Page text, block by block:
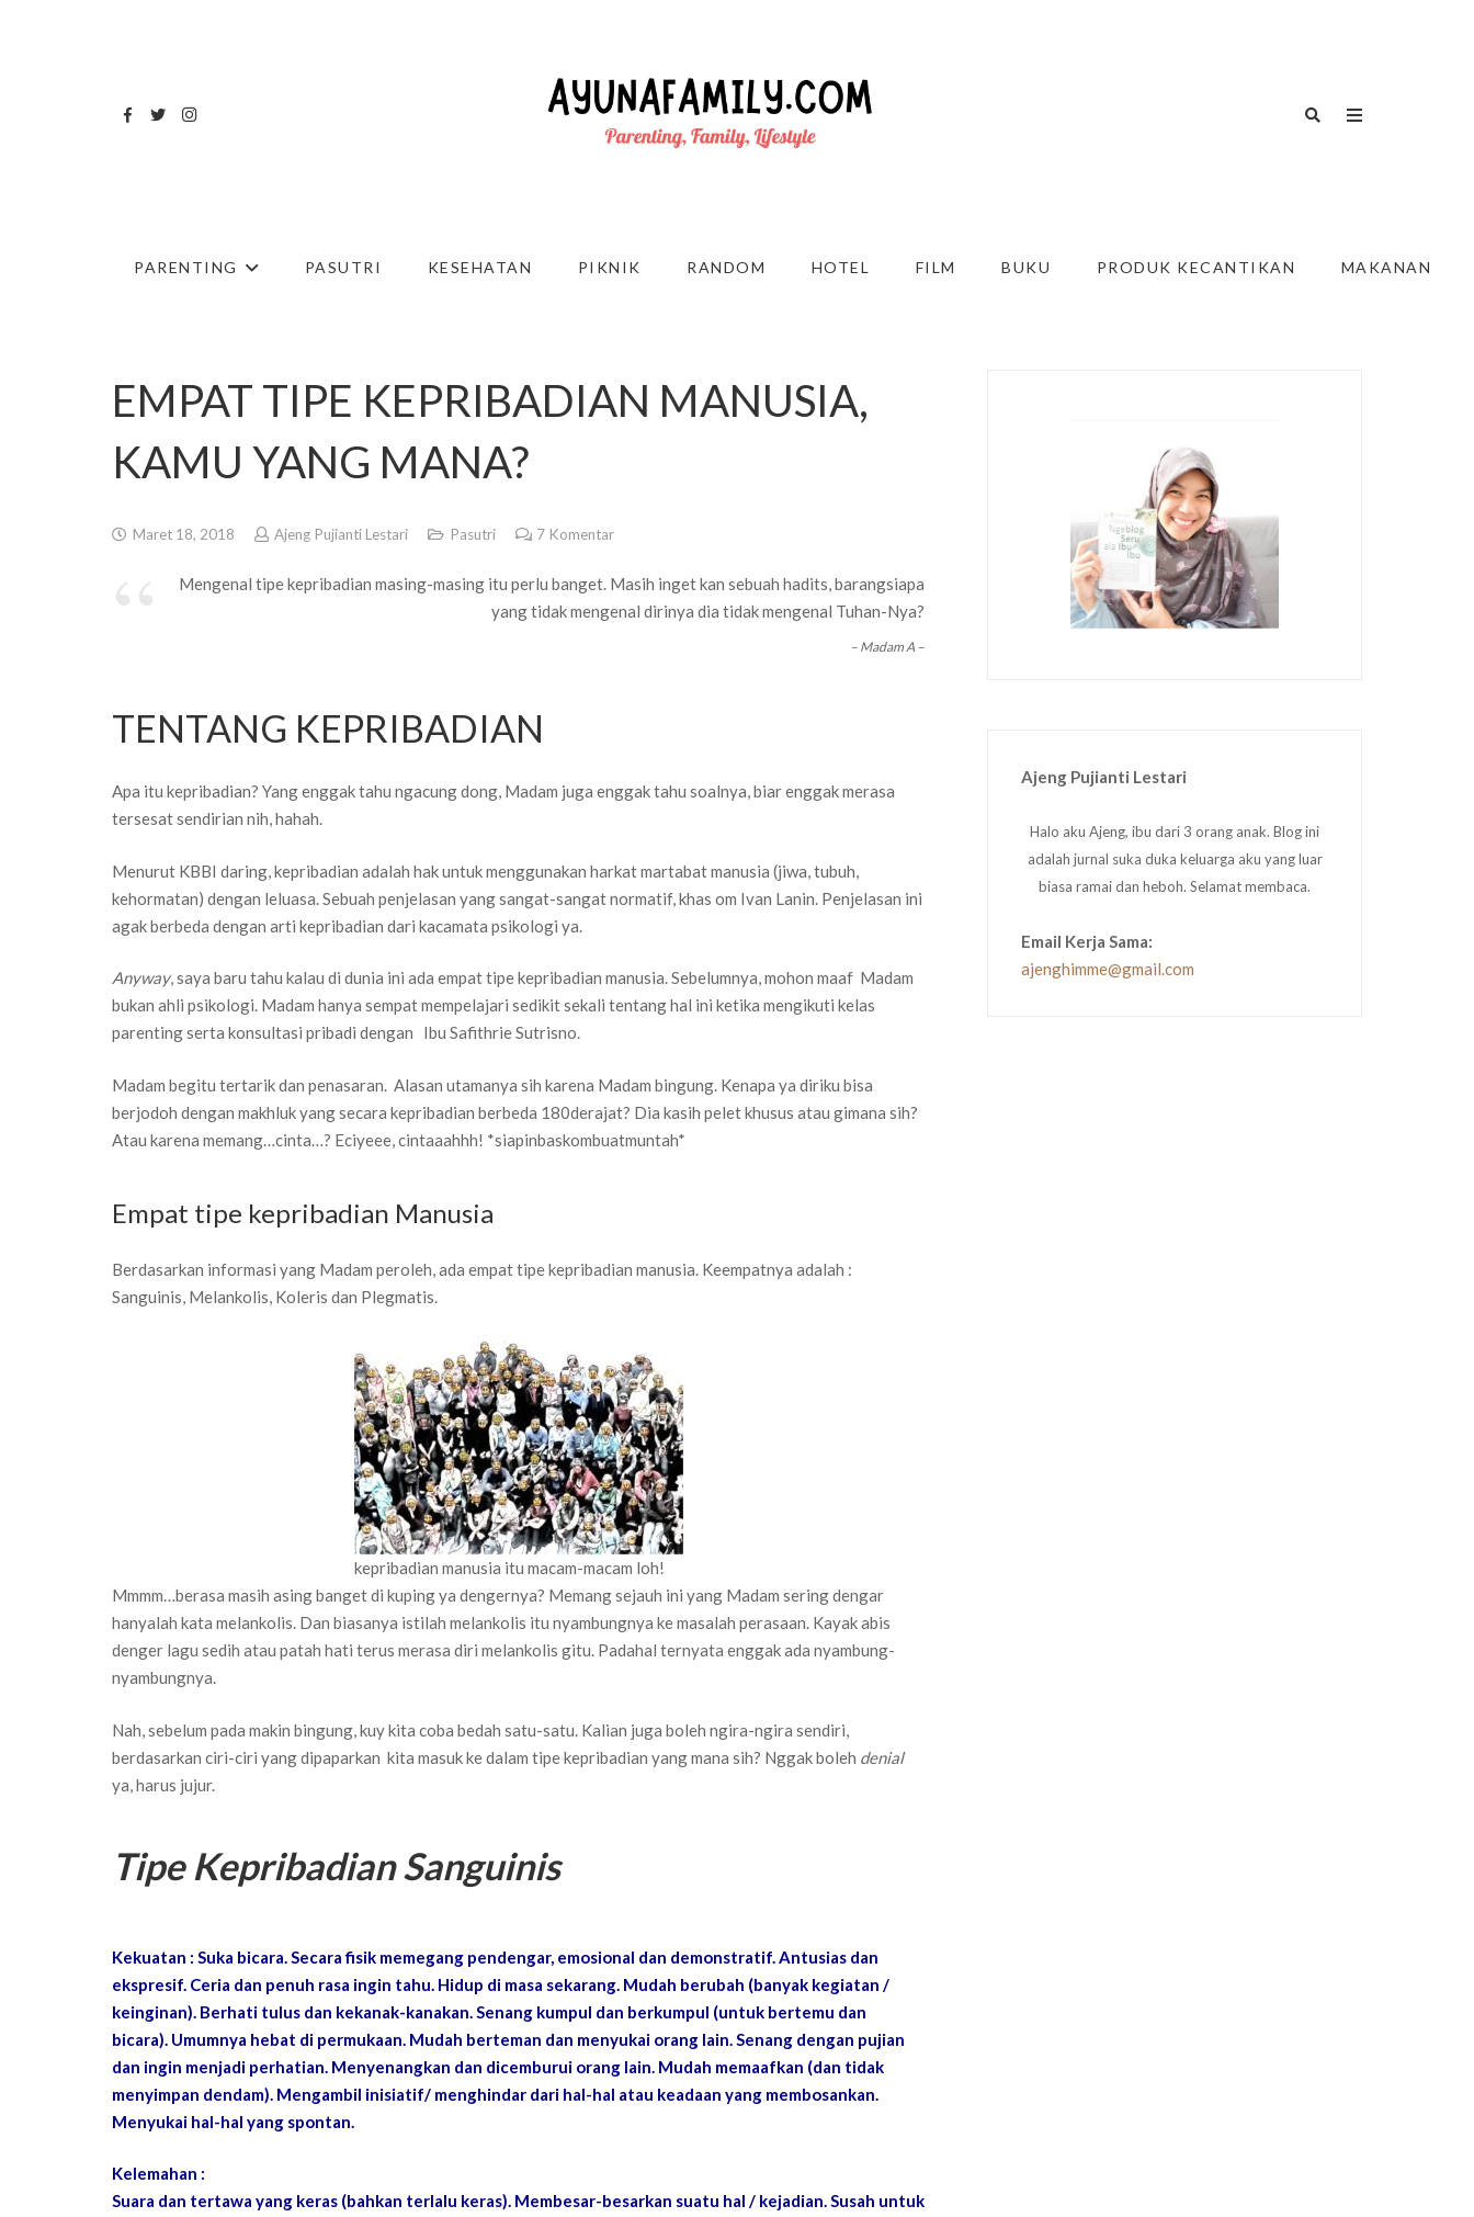
PARENTING PASUTRI KESEHATAN PIKNIK RANDOM HOTEL FILM BUKU PRODUK KECANTIKAN MAKANAN
EMPAT TIPE KEPRIBADIAN MANUSIA,
KAMU YANG MANA?
Maret 18, 2018 Ajeng Pujianti Lestari Pasutri 7 Komentar
Mengenal tipe kepribadian masing-masing itu perlu banget. Masih inget kan sebuah hadits, barangsiapa
yang tidak mengenal dirinya dia tidak mengenal Tuhan-Nya?
– Madam A –
TENTANG KEPRIBADIAN
Apa itu kepribadian? Yang enggak tahu ngacung dong, Madam juga enggak tahu soalnya, biar enggak merasa
tersesat sendirian nih, hahah.
Menurut KBBI daring, kepribadian adalah hak untuk menggunakan harkat martabat manusia (jiwa, tubuh,
kehormatan) dengan leluasa. Sebuah penjelasan yang sangat-sangat normatif, khas om Ivan Lanin. Penjelasan ini
agak berbeda dengan arti kepribadian dari kacamata psikologi ya.
Anyway, saya baru tahu kalau di dunia ini ada empat tipe kepribadian manusia. Sebelumnya, mohon maaf Madam
bukan ahli psikologi. Madam hanya sempat mempelajari sedikit sekali tentang hal ini ketika mengikuti kelas
parenting serta konsultasi pribadi dengan Ibu Safithrie Sutrisno.
Madam begitu tertarik dan penasaran. Alasan utamanya sih karena Madam bingung. Kenapa ya diriku bisa
berjodoh dengan makhluk yang secara kepribadian berbeda 180derajat? Dia kasih pelet khusus atau gimana sih?
Atau karena memang…cinta…? Eciyeee, cintaaahhh! *siapinbaskombuatmuntah*
Empat tipe kepribadian Manusia
Berdasarkan informasi yang Madam peroleh, ada empat tipe kepribadian manusia. Keempatnya adalah :
Sanguinis, Melankolis, Koleris dan Plegmatis.
kepribadian manusia itu macam-macam loh!
Mmmm…berasa masih asing banget di kuping ya dengernya? Memang sejauh ini yang Madam sering dengar
hanyalah kata melankolis. Dan biasanya istilah melankolis itu nyambungnya ke masalah perasaan. Kayak abis
denger lagu sedih atau patah hati terus merasa diri melankolis gitu. Padahal ternyata enggak ada nyambung-
nyambungnya.
Nah, sebelum pada makin bingung, kuy kita coba bedah satu-satu. Kalian juga boleh ngira-ngira sendiri,
berdasarkan ciri-ciri yang dipaparkan kita masuk ke dalam tipe kepribadian yang mana sih? Nggak boleh denial
ya, harus jujur.
Tipe Kepribadian Sanguinis
Kekuatan : Suka bicara. Secara fisik memegang pendengar, emosional dan demonstratif. Antusias dan
ekspresif. Ceria dan penuh rasa ingin tahu. Hidup di masa sekarang. Mudah berubah (banyak kegiatan /
keinginan). Berhati tulus dan kekanak-kanakan. Senang kumpul dan berkumpul (untuk bertemu dan
bicara). Umumnya hebat di permukaan. Mudah berteman dan menyukai orang lain. Senang dengan pujian
dan ingin menjadi perhatian. Menyenangkan dan dicemburui orang lain. Mudah memaafkan (dan tidak
menyimpan dendam). Mengambil inisiatif/ menghindar dari hal-hal atau keadaan yang membosankan.
Menyukai hal-hal yang spontan.
Kelemahan :
Suara dan tertawa yang keras (bahkan terlalu keras). Membesar-besarkan suatu hal / kejadian. Susah untuk
Ajeng Pujianti Lestari
Halo aku Ajeng, ibu dari 3 orang anak. Blog ini
adalah jurnal suka duka keluarga aku yang luar
biasa ramai dan heboh. Selamat membaca.
Email Kerja Sama:
ajenghimme@gmail.com